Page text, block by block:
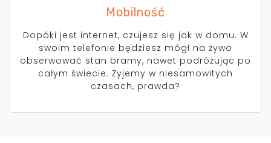
Mobilność
Dopóki jest internet, czujesz się jak w domu. W
swoim telefonie będziesz mógł na żywo
obserwować stan bramy, nawet podróżując po
całym świecie. Żyjemy w niesamowitych
czasach, prawda?